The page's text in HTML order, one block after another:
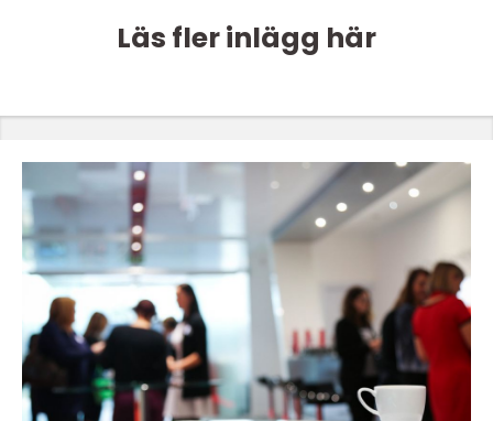
Läs fler inlägg här